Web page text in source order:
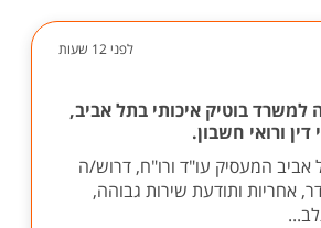
לפני 12 שעות
למשרד בוטיק איכותי בתל אביב,
דין ורואי חשבון.
המעסיק עו"ד ורו"ח, דרוש/ה
אחריות ותודעת שירות גבוהה,